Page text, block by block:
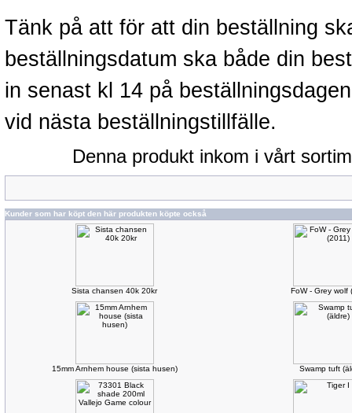
Tänk på att för att din beställning
beställningsdatum ska både din
in senast kl 14 på
vid nästa beställningstillfälle.
Denna produkt inkom i vårt
Kunder som har köpt den här produkten köpte också
Sista chansen 40k 20kr FoW - Grey wolf
15mm Arnhem house (sista husen) Swamp tuft